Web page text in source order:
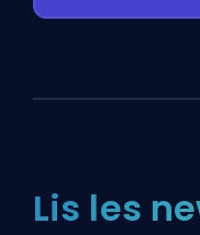
Lis les